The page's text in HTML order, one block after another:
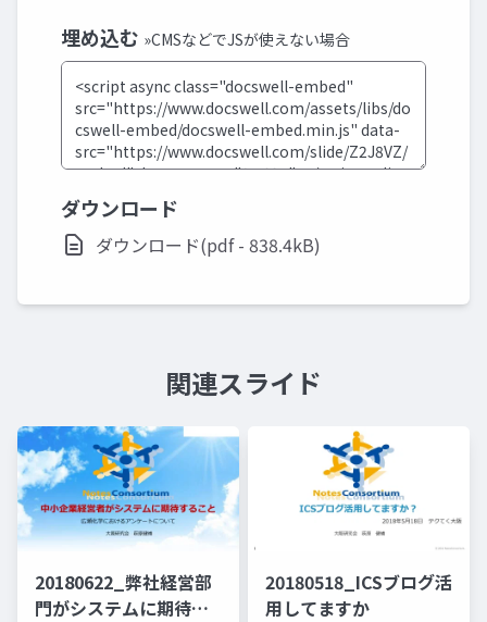
埋め込む »CMSなどでJSが使えない場合
ダウンロード
ダウンロード(pdf - 838.4kB)
関連スライド
20180622_弊社経営部
門がシステムに期待す
20180518_ICSブログ活
用してますか